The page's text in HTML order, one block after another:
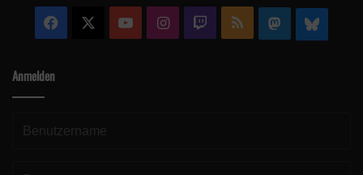
Facebook YouTubeInstagram
Twitch RSS Mastodon
Anmelden